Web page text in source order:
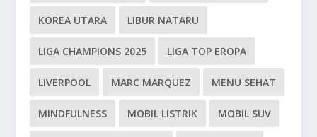
KOREA UTARA LIBUR NATARU
LIGA CHAMPIONS 2025 LIGA TOP EROPA
LIVERPOOL MARC MARQUEZ MENU SEHAT
MINDFULNESS MOBIL LISTRIK MOBIL SUV